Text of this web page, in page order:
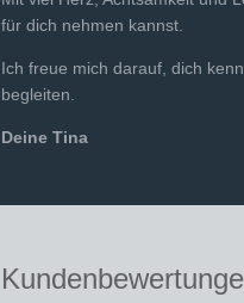
für dich nehmen kannst.
Ich freue mich darauf, dich
begleiten.
Deine Tina